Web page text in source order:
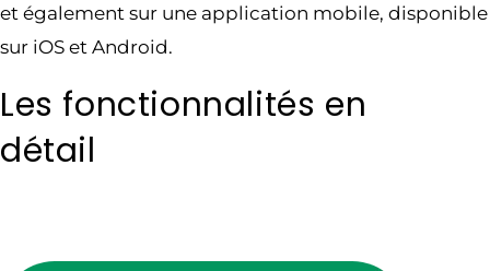
et également sur une application mobile, disponible
sur iOS et Android.
Les fonctionnalités en
détail